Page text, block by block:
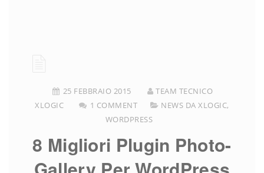
25 FEBBRAIO 2015
TEAM TECNICO
XLOGIC
1 COMMENT NEWS DA XLOGIC,
WORDPRESS
8 Migliori Plugin Photo-